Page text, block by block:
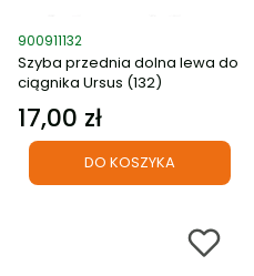
Kod produktu
900911132
Szyba przednia dolna lewa do
ciągnika Ursus (132)
Cena
17,00 zł
DO KOSZYKA